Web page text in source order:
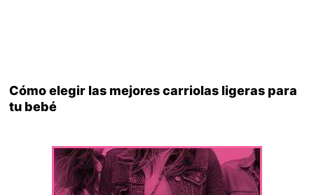
Cómo elegir las mejores carriolas ligeras para
tu bebé